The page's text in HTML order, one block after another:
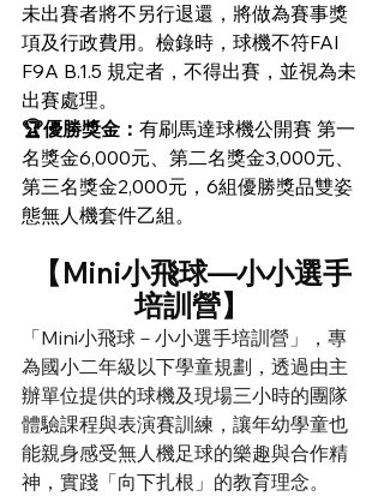
未出賽者將不另行退還，將做為賽事獎
項及行政費用。檢錄時，球機不符FAI
F9A B.1.5 規定者，不得出賽，並視為未
出賽處理。
🏆優勝獎金： 有刷馬達球機公開賽 第一
名獎金6,000元、第二名獎金3,000元、
第三名獎金2,000元，6組優勝獎品雙姿
態無人機套件乙組。
【Mini小飛球—小小選手
培訓營】
「Mini小飛球－小小選手培訓營」，專
為國小二年級以下學童規劃，透過由主
辦單位提供的球機及現場三小時的團隊
體驗課程與表演賽訓練，讓年幼學童也
能親身感受無人機足球的樂趣與合作精
神，實踐「向下扎根」的教育理念。